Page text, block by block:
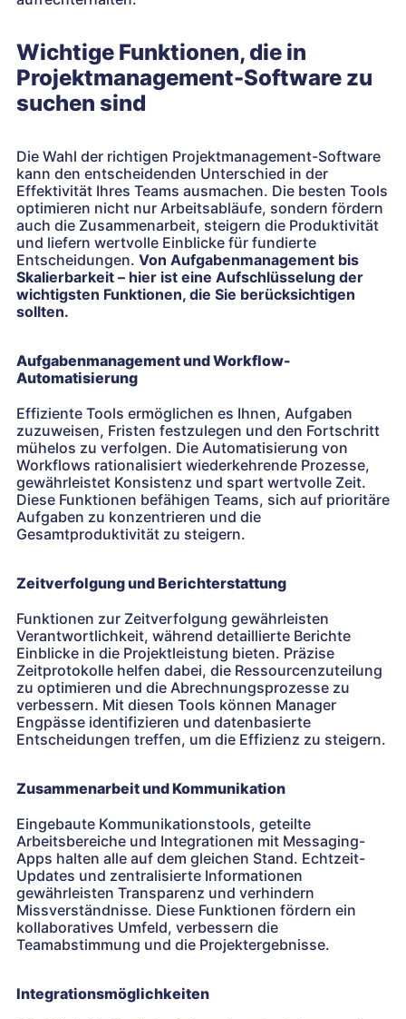
Wichtige Funktionen, die in
Projektmanagement-Software zu
suchen sind
Die Wahl der richtigen Projektmanagement-Software
kann den entscheidenden Unterschied in der
Effektivität Ihres Teams ausmachen. Die besten Tools
optimieren nicht nur Arbeitsabläufe, sondern fördern
auch die Zusammenarbeit, steigern die Produktivität
und liefern wertvolle Einblicke für fundierte
Entscheidungen. Von Aufgabenmanagement bis
Skalierbarkeit – hier ist eine Aufschlüsselung der
wichtigsten Funktionen, die Sie berücksichtigen
sollten.
Aufgabenmanagement und Workflow-
Automatisierung
Effiziente Tools ermöglichen es Ihnen, Aufgaben
zuzuweisen, Fristen festzulegen und den Fortschritt
mühelos zu verfolgen. Die Automatisierung von
Workflows rationalisiert wiederkehrende Prozesse,
gewährleistet Konsistenz und spart wertvolle Zeit.
Diese Funktionen befähigen Teams, sich auf prioritäre
Aufgaben zu konzentrieren und die
Gesamtproduktivität zu steigern.
Zeitverfolgung und Berichterstattung
Funktionen zur Zeitverfolgung gewährleisten
Verantwortlichkeit, während detaillierte Berichte
Einblicke in die Projektleistung bieten. Präzise
Zeitprotokolle helfen dabei, die Ressourcenzuteilung
zu optimieren und die Abrechnungsprozesse zu
verbessern. Mit diesen Tools können Manager
Engpässe identifizieren und datenbasierte
Entscheidungen treffen, um die Effizienz zu steigern.
Zusammenarbeit und Kommunikation
Eingebaute Kommunikationstools, geteilte
Arbeitsbereiche und Integrationen mit Messaging-
Apps halten alle auf dem gleichen Stand. Echtzeit-
Updates und zentralisierte Informationen
gewährleisten Transparenz und verhindern
Missverständnisse. Diese Funktionen fördern ein
kollaboratives Umfeld, verbessern die
Teamabstimmung und die Projektergebnisse.
Integrationsmöglichkeiten